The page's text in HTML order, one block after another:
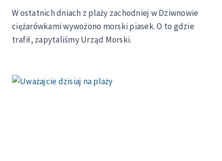
W ostatnich dniach z plaży zachodniej w Dziwnowie
ciężarówkami wywożono morski piasek. O to gdzie
trafił, zapytaliśmy Urząd Morski.